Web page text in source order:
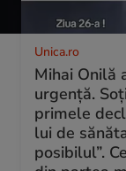
Unica.ro
Mihai Onilă
urgență.
primele
lui de
posibilul”.